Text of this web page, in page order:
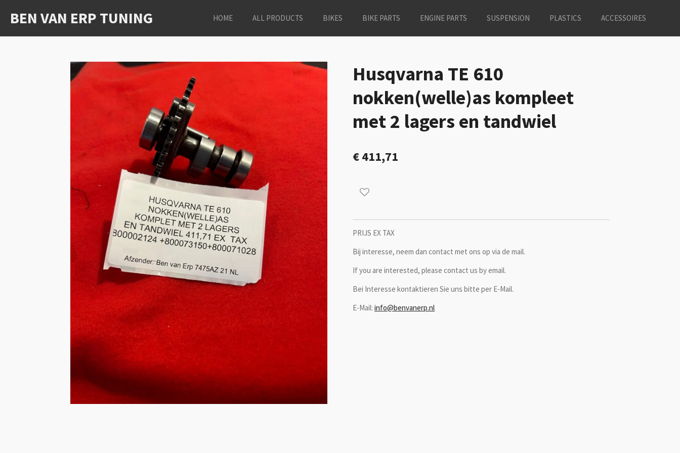
direct
BEN VAN ERP TUNING HOME ALL PRODUCTS BIKES BIKE PARTS ENGINE PARTS SUSPENSION PLASTICS ACCESSOIRES
Husqvarna TE 610
nokken(welle)as kompleet
met 2 lagers en tandwiel
€ 411,71
PRIJS EX TAX
Bij interesse, neem dan contact met ons op via de mail.
If you are interested, please contact us by email.
Bei Interesse kontaktieren Sie uns bitte per E-Mail.
E-Mail: info@benvanerp.nl